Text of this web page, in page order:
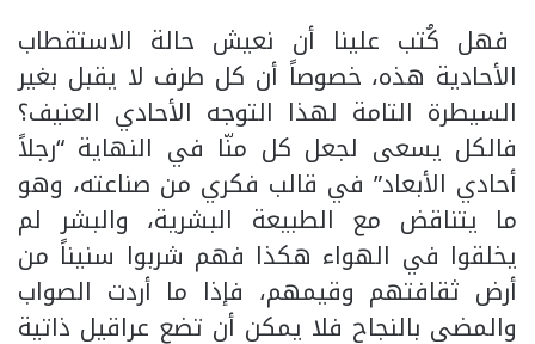
فهل كُتب علينا أن نعيش حالة الاستقطاب
الأحادية هذه، خصوصاً أن كل طرف لا يقبل بغير
السيطرة التامة لهذا التوجه الأحادي العنيف؟
فالكل يسعى لجعل كل منّا في النهاية “رجلاً
أحادي الأبعاد” في قالب فكري من صناعته، وهو
ما يتناقض مع الطبيعة البشرية، والبشر لم
يخلقوا في الهواء هكذا فهم شربوا سنيناً من
أرض ثقافتهم وقيمهم، فإذا ما أردت الصواب
والمضي بالنجاح فلا يمكن أن تضع عراقيل ذاتية